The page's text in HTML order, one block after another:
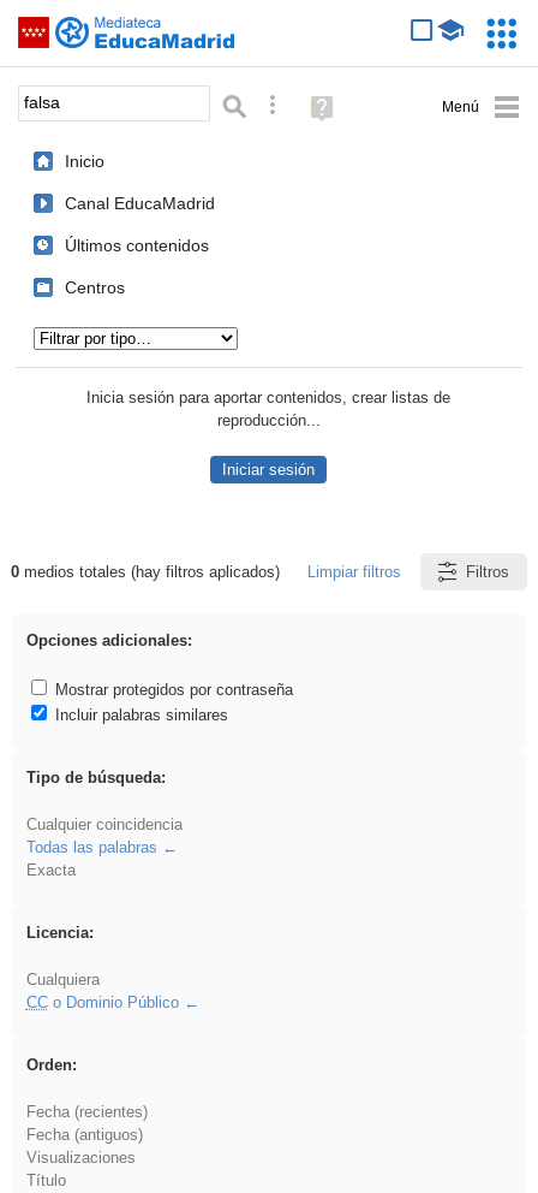
Saltar navegación
Palabra o frase: Búsqueda avanzada
Ayuda
(en
Inicio
Canal EducaMadrid
Últimos contenidos
Centros
Inicia sesión para aportar contenidos, crear listas de
reproducción...
Iniciar sesión
Resultados de: falsa
0medios totales (hay filtros aplicados) Limpiar filtros Filtros
Opciones adicionales:
Mostrar protegidos por contraseña
Incluir palabras similares
Tipo de búsqueda:
Cualquier coincidencia
Todas las palabras
Exacta
Licencia:
Cualquiera
CCo Dominio Público
Orden:
Fecha (recientes)
Fecha (antiguos)
Visualizaciones
Título